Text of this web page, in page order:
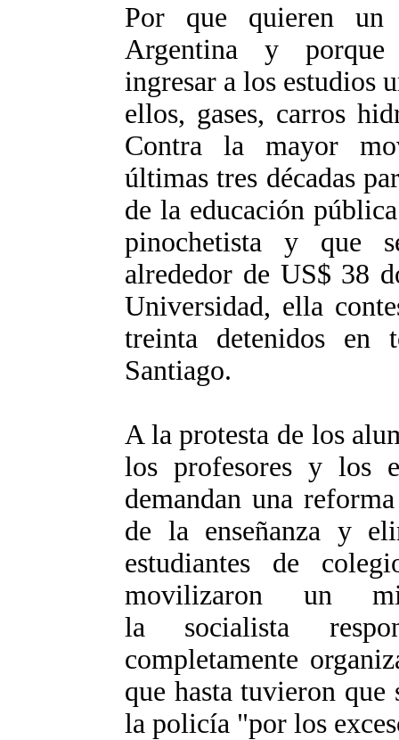
Por que quieren un
Argentina y porque
ingresar a los estudios
ellos, gases, carros
Contra la mayor
últimas tres décadas
de la educación
pinochetista y que
alrededor de US$ 38
Universidad, ella
treinta detenidos
en
Santiago.
A la protesta de los
los profesores y los
demandan una
de la enseñanza y
estudiantes de
movilizaron un
la socialista
completamente
que hasta tuvieron
la policía "por los